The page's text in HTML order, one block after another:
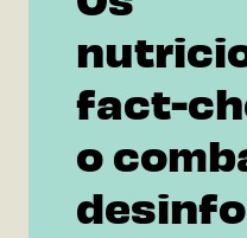
fact-
o